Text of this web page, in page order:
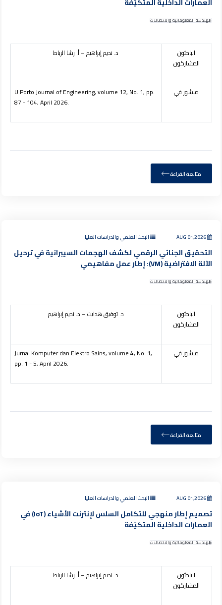
الهندسة المعلوماتية والاتصالات
الباحثون
المشاركون
د. نديم إبراهيم – أ. رشا الرباط
منشور في
U.Porto Journal of Engineering, volume 12, No. 1, pp.
87 - 104, April 2026.
متابعة القراءة
AUG 01,2026 البحث العلمي والدراسات العليا
التحقيق الجنائي الرقمي لكشف الهجمات السيبرانية في ترحيل
الآلة الافتراضية (VM): إطار عمل مفاهيمي
الهندسة المعلوماتية والاتصالات
الباحثون
المشاركون
د. توفيق هدايت – د. نديم إبراهيم
منشور في
Jurnal Komputer dan Elektro Sains, volume 4, No. 1,
pp. 1 - 5, April 2026.
متابعة القراءة
AUG 01,2026 البحث العلمي والدراسات العليا
تصميم إطار منهجي للتكامل السلس لإنترنت الأشياء (IoT) في
العمارات الداخلية المتكيّفة
الهندسة المعلوماتية والاتصالات
الباحثون
المشاركون
د. نديم إبراهيم – أ. رشا الرباط